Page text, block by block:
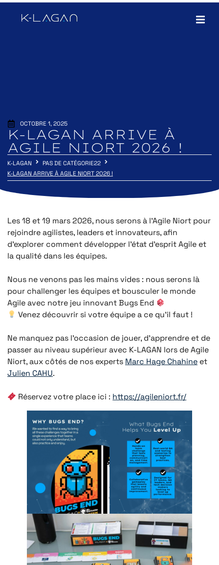
OCTOBRE 1, 2025
K-LAGAN ARRIVE À
AGILE NIORT 2026 !
K-LAGAN
PAS DE CATÉGORIE22
K-LAGAN ARRIVE À AGILE NIORT 2026 !
Les 18 et 19 mars 2026, nous serons à l’Agile Niort pour
rejoindre agilistes, leaders et innovateurs, afin
d’explorer comment développer l’état d’esprit Agile et
la qualité dans les équipes.
Nous ne venons pas les mains vides : nous serons là
pour challenger les équipes et bousculer le monde
Agile avec notre jeu innovant Bugs End
Venez découvrir si votre équipe a ce qu’il faut !
Ne manquez pas l’occasion de jouer, d’apprendre et de
passer au niveau supérieur avec K-LAGAN lors de Agile
Niort, aux côtés de nos experts Marc Hage Chahine et
Julien CAHU.
Réservez votre place ici : https://agileniort.fr/